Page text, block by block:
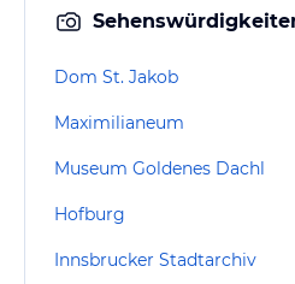
Dom St. Jakob
Maximilianeum
Museum Goldenes Dachl
Hofburg
Innsbrucker Stadtarchiv